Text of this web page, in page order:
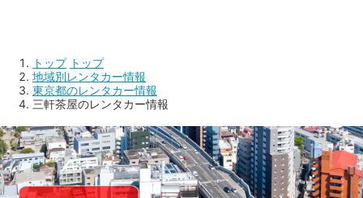
トップ トップ
地域別レンタカー情報
東京都のレンタカー情報
三軒茶屋のレンタカー情報